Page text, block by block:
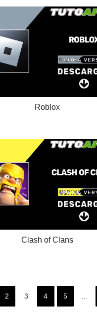
Roblox
Clash of Clans
2 3 4 5